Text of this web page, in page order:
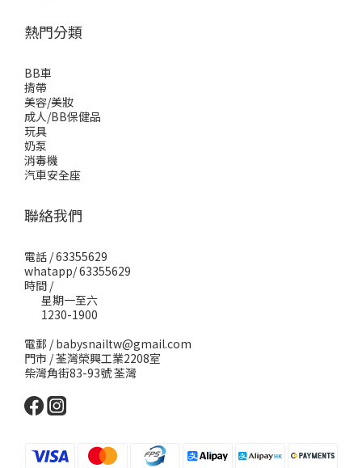
熱門分類
BB車
揹帶
美容/美妝
成人/BB保健品
玩具
奶泵
消毒機
汽車安全座
聯絡我們
電話 / 63355629
whatapp/ 63355629
時間 /
星期一至六
1230-1900
電郵 / babysnailtw@gmail.com
門市 / 荃灣榮興工業2208室
柴灣角街83-93號 荃灣